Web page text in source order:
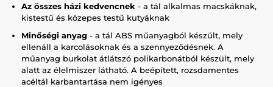
Az összes házi kedvencnek - a tál alkalmas macskáknak,
kistestű és közepes testű kutyáknak
Minőségi anyag - a tál ABS műanyagból készült, mely
ellenáll a karcolásoknak és a szennyeződésnek. A
műanyag burkolat átlátszó polikarbonátból készült, mely
alatt az élelmiszer látható. A beépített, rozsdamentes
acéltál karbantartása nem igényes